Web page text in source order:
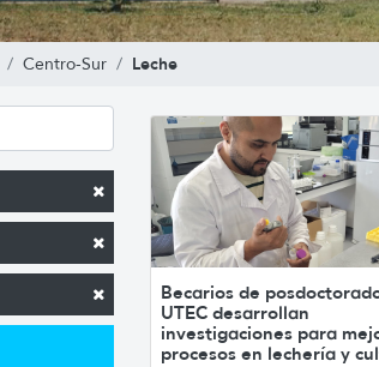
Centro-Sur Leche
Becarios de
UTEC desarrollan
investigaciones para
procesos en lechería y